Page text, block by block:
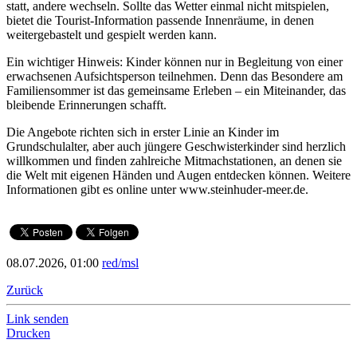
statt, andere wechseln. Sollte das Wetter einmal nicht mitspielen,
bietet die Tourist-Information passende Innenräume, in denen
weitergebastelt und gespielt werden kann.
Ein wichtiger Hinweis: Kinder können nur in Begleitung von einer
erwachsenen Aufsichtsperson teilnehmen. Denn das Besondere am
Familiensommer ist das gemeinsame Erleben – ein Miteinander, das
bleibende Erinnerungen schafft.
Die Angebote richten sich in erster Linie an Kinder im
Grundschulalter, aber auch jüngere Geschwisterkinder sind herzlich
willkommen und finden zahlreiche Mitmachstationen, an denen sie
die Welt mit eigenen Händen und Augen entdecken können. Weitere
Informationen gibt es online unter www.steinhuder-meer.de.
08.07.2026, 01:00 red/msl
Zurück
Link senden
Drucken